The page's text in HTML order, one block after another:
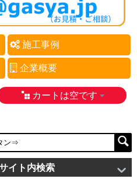
施工事例
企業概要
カートは空です
イト内検索